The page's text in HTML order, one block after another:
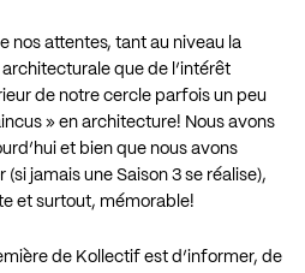
nos attentes, tant au niveau la
que de l’intérêt
de notre cercle parfois un peu
» en architecture! Nous avons
et bien que nous avons
jamais une Saison 3 se réalise),
et surtout, mémorable!
de Kollectif est d’informer, de